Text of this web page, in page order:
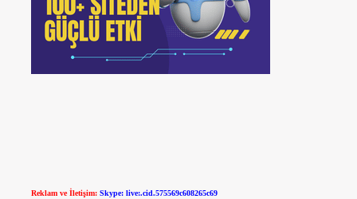
Reklam ve İletişim: Skype: live:.cid.575569c608265c69